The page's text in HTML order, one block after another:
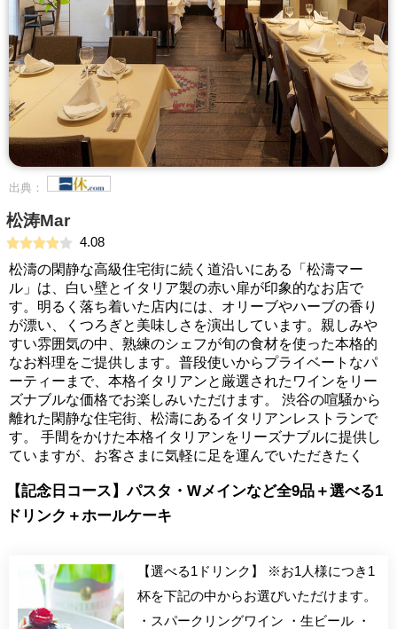
出典：
松涛Mar
4.08
松濤の閑静な高級住宅街に続く道沿いにある「松濤マー
ル」は、白い壁とイタリア製の赤い扉が印象的なお店で
す。明るく落ち着いた店内には、オリーブやハーブの香り
が漂い、くつろぎと美味しさを演出しています。親しみや
すい雰囲気の中、熟練のシェフが旬の食材を使った本格的
なお料理をご提供します。普段使いからプライベートなパ
ーティーまで、本格イタリアンと厳選されたワインをリー
ズナブルな価格でお楽しみいただけます。 渋谷の喧騒から
離れた閑静な住宅街、松濤にあるイタリアンレストランで
す。 手間をかけた本格イタリアンをリーズナブルに提供し
ていますが、お客さまに気軽に足を運んでいただきたく
【記念日コース】パスタ・Wメインなど全9品＋選べる1
ドリンク＋ホールケーキ
【選べる1ドリンク】 ※お1人様につき1
杯を下記の中からお選びいただけます。
・スパークリングワイン ・生ビール ・